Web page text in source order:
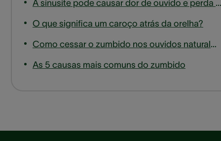
A sinusite pode causar dor de ouvido e perda de audição?
O que significa um caroço atrás da orelha?
Como cessar o zumbido nos ouvidos naturalmente
As 5 causas mais comuns do zumbido